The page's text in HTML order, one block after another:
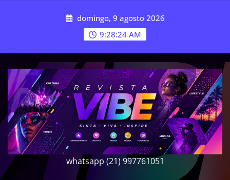
domingo, 9 agosto 2026
9:28:25 AM
whatsapp (21) 997761051